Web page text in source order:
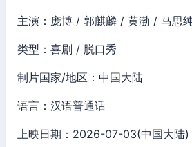
主演：庞博 / 郭麒麟 / 黄渤 / 马思
类型：喜剧 / 脱口秀
制片国家/地区：中国大陆
语言：汉语普通话
上映日期：2026-07-03(中国大陆)